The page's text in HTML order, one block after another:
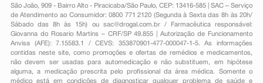
São João, 909 - Bairro Alto - Piracicaba/São Paulo, CEP: 13416-585 | SAC – Serviço
de Atendimento ao Consumidor: 0800 771 2120 (Segunda à Sexta das 8h às 20h/
Sábado das 8h às 15h) ou sac@drogal.com.br/ Farmacêutica responsável:
Giovanna do Rosario Martins – CRF/SP 49.855 | Autorização de Funcionamento
Anvisa (AFE): 7.15583.1 / CEVS: 353870901-477-000047-1-5. As informações
contidas neste site, como promoções e ofertas de remédios e medicamentos,
não devem ser usadas para automedicação e não substituem, em hipótese
alguma, a medicação prescrita pelo profissional da área médica. Somente o
médico está em condições de diagnosticar qualquer problema de saúde e